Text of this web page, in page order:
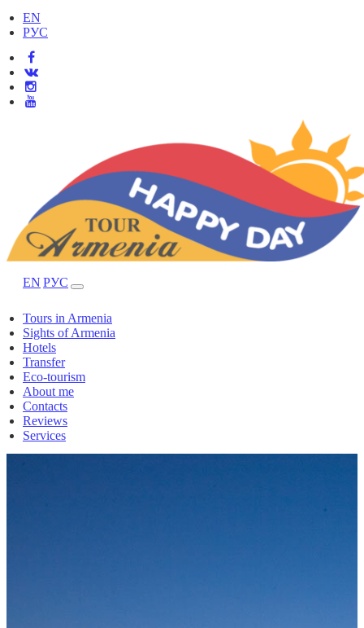
EN
РУС
EN РУС
Tours in Armenia
Sights of Armenia
Hotels
Transfer
Eco-tourism
About me
Contacts
Reviews
Services